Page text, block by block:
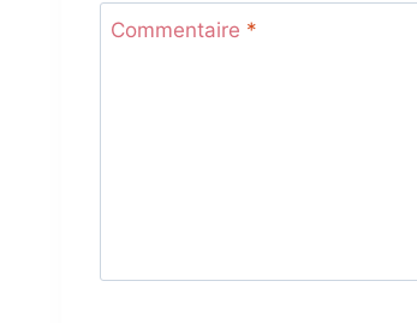
Commentaire *